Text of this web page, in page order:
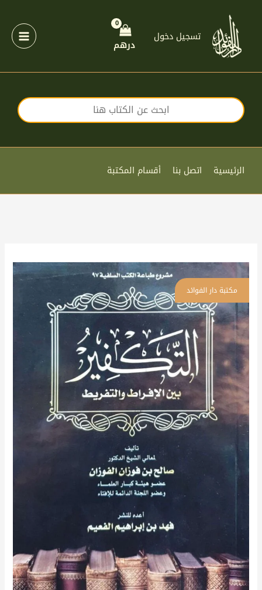
المحتوى
تسجيل دخول
درهم
الرئيسية اتصل بنا أقسام المكتبة